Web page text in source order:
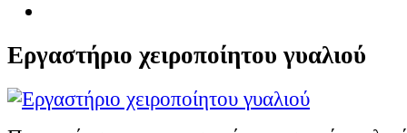
Εργαστήριο χειροποίητου γυαλιού